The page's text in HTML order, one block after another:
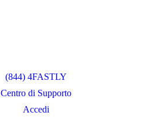
(844) 4FASTLY
Centro di Supporto
Accedi